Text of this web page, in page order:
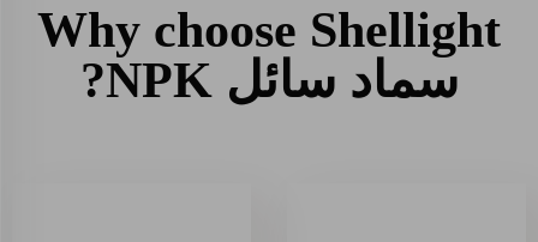
Why choose Shellight
سماد سائل NPK?